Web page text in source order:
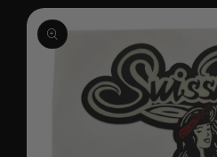
Passer aux
informations
produits